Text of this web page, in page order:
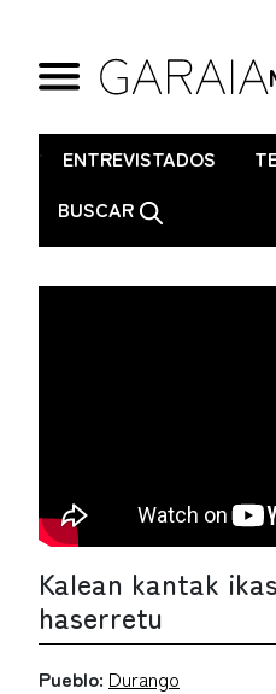
. ENTREVISTADOS
BUSCAR
Kalean kantak
haserretu
Pueblo: Durango